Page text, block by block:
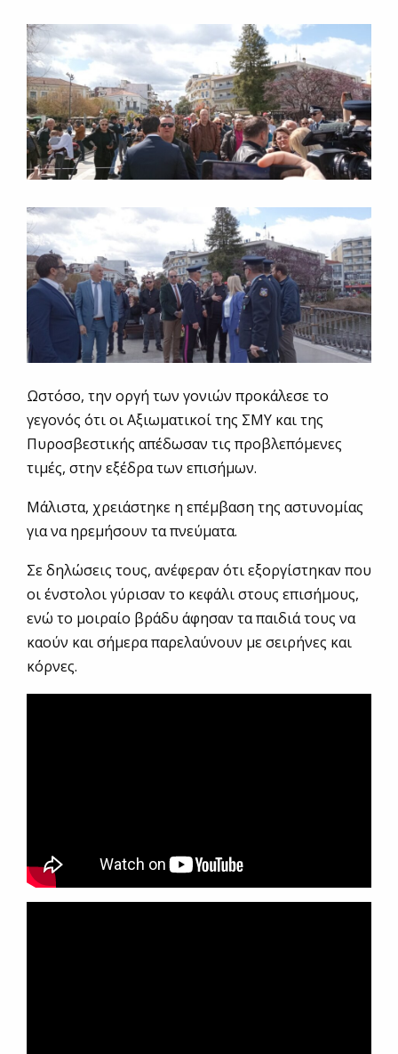
Ωστόσο, την οργή των γονιών προκάλεσε το
γεγονός ότι οι Αξιωματικοί της ΣΜΥ και της
Πυροσβεστικής απέδωσαν τις προβλεπόμενες
τιμές, στην εξέδρα των επισήμων.
Μάλιστα, χρειάστηκε η επέμβαση της αστυνομίας
για να ηρεμήσουν τα πνεύματα.
Σε δηλώσεις τους, ανέφεραν ότι εξοργίστηκαν που
οι ένστολοι γύρισαν το κεφάλι στους επισήμους,
ενώ το μοιραίο βράδυ άφησαν τα παιδιά τους να
καούν και σήμερα παρελαύνουν με σειρήνες και
κόρνες.